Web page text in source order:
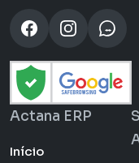
Actana ERP
Início